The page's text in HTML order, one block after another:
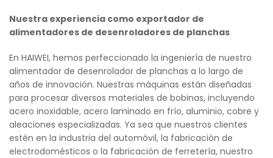
Nuestra experiencia como exportador de
alimentadores de desenroladores de planchas
En HAIWEI, hemos perfeccionado la ingeniería de nuestro
alimentador de desenrolador de planchas a lo largo de
años de innovación. Nuestras máquinas están diseñadas
para procesar diversos materiales de bobinas, incluyendo
acero inoxidable, acero laminado en frío, aluminio, cobre y
aleaciones especializadas. Ya sea que nuestros clientes
estén en la industria del automóvil, la fabricación de
electrodomésticos o la fabricación de ferretería, nuestro